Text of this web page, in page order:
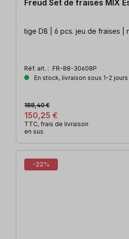
Freud Set de fraises MIX
tige D8 | 6 pcs. jeu de fraises |
Réf. art. : FR-88-30608P
En stock, livraison sous 1-2
150,25 €
188,40 €
TTC, frais de livraison
en sus
-22%